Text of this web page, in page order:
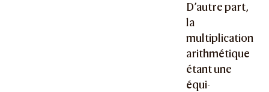
D’autre part,
la
multiplication
arithmétique
étant une
équi-